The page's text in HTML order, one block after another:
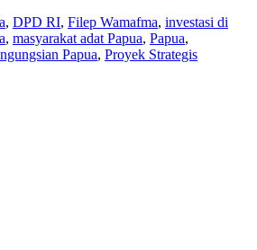
, DPD RI, Filep Wamafma, investasi di
, masyarakat adat Papua, Papua,
Papua, Proyek Strategis